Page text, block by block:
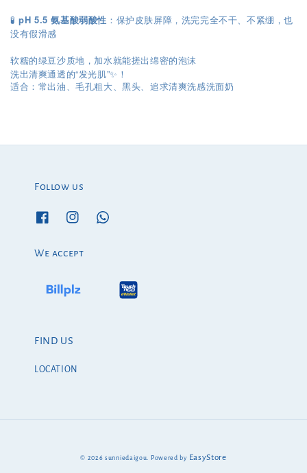
🧪pH 5.5 氨基酸弱酸性 ：保护皮肤屏障，洗完完全不干、不紧绷，也
没有假滑感
软糯的绿豆沙质地，加水就能搓出绵密的泡沫
洗出清爽通透的“发光肌”✨！
适合：常出油、毛孔粗大、黑头、追求清爽洗感洗面奶
Follow us
We accept
FIND US
LOCATION
© 2026 sunniedaigou. Powered by EasyStore